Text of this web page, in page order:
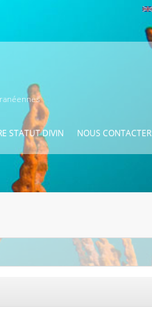
STATUT DIVIN NOUS CONTACTER